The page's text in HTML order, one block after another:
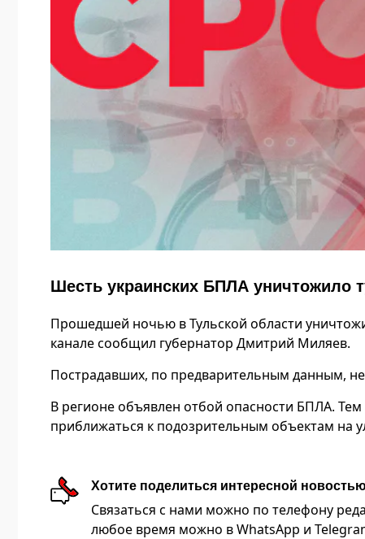
Шесть украинских БПЛА уничтожило
Прошедшей ночью в Тульской области
канале сообщил губернатор Дмитрий Миляев.
Пострадавших, по предварительным данным,
В регионе объявлен отбой опасности БПЛА.
приближаться к подозрительным объектам на
Хотите поделиться интересной
Связаться с нами можно по телефону
любое время можно в WhatsApp и